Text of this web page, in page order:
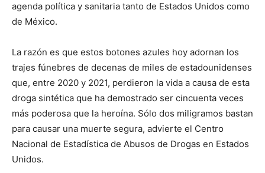
agenda política y sanitaria tanto de Estados Unidos como
de México.
La razón es que estos botones azules hoy adornan los
trajes fúnebres de decenas de miles de estadounidenses
que, entre 2020 y 2021, perdieron la vida a causa de esta
droga sintética que ha demostrado ser cincuenta veces
más poderosa que la heroína. Sólo dos miligramos bastan
para causar una muerte segura, advierte el Centro
Nacional de Estadística de Abusos de Drogas en Estados
Unidos.